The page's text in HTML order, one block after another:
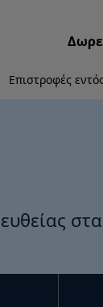
Επιστροφές
στα